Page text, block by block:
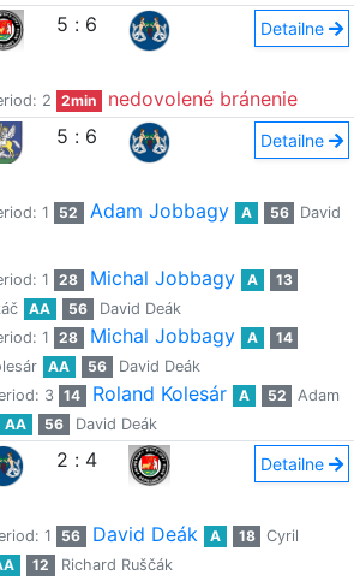
5 : 6 Detailne
2 2min
nedovolené bránenie
5 : 6 Detailne
1 52 Adam Jobbagy A 56
David
1 28 Michal Jobbagy A
13
AA 56
David Deák
1 28 Michal Jobbagy A
14
AA 56
David Deák
3 14 Roland Kolesár A 52
Adam
AA 56 David Deák
2 : 4 Detailne
1 56 David Deák A 18
Cyril
12 Richard Ruščák